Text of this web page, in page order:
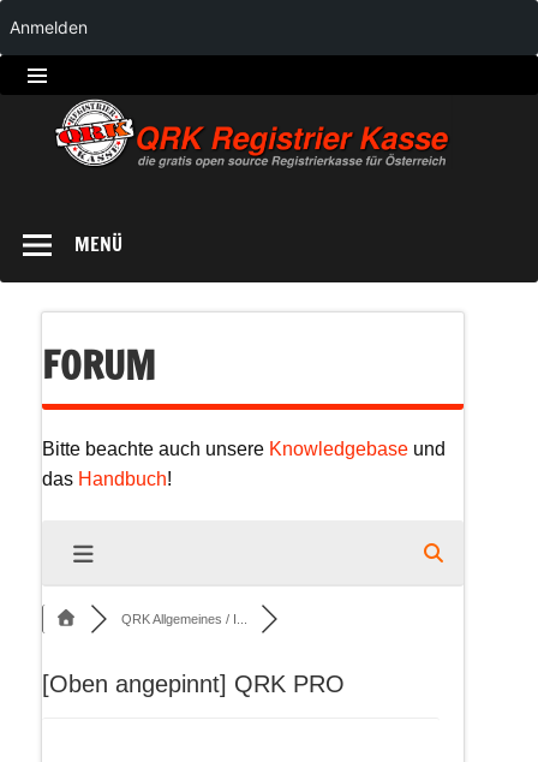
QRK
MENÜ
FORUM
Bitte beachte auch unsere Knowledgebase und
das Handbuch!
QRK Allgemeines / I...
[Oben angepinnt] QRK PRO
Anmelden